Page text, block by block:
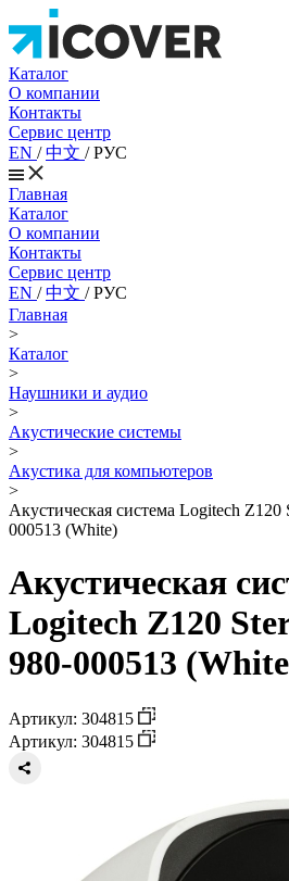
Каталог
О компании
Контакты
Сервис центр
EN /中文 /РУС
Главная
Каталог
О компании
Контакты
Сервис центр
EN /中文 /РУС
Главная
>
Каталог
>
Наушники и аудио
>
Акустические системы
>
Акустика для компьютеров
>
Акустическая система Logitech Z120
000513 (White)
Акустическая
Logitech Z120
980-000513
Артикул: 304815
Артикул: 304815